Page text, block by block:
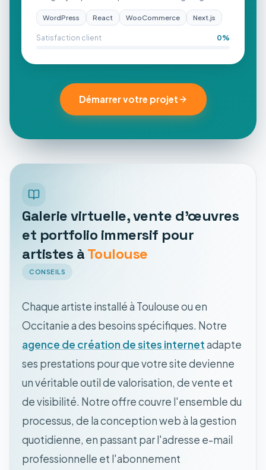
WordPress React WooCommerce Next.js
Satisfaction client 0%
Démarrer votre projet
Galerie virtuelle, vente d'œuvres
et portfolio immersif pour
artistes àToulouse
CONSEILS
Chaque artiste installé à Toulouse ou en
Occitanie a des besoins spécifiques. Notre
agence de création de sites internetadapte
ses prestations pour que votre site devienne
un véritable outil de valorisation, de vente et
de visibilité. Notre offre couvre l'ensemble du
processus, de la conception web à la gestion
quotidienne, en passant par l'adresse e-mail
professionnelle et l'abonnement